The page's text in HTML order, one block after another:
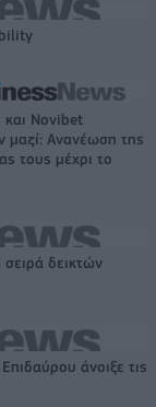
και Novibet
μαζί: Ανανέωση της
τους μέχρι το
δεικτών
άνοιξε τις